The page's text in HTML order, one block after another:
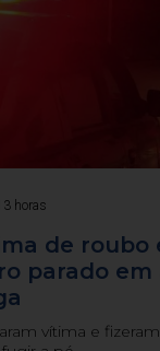
horas
de roubo
parado em
vítima e